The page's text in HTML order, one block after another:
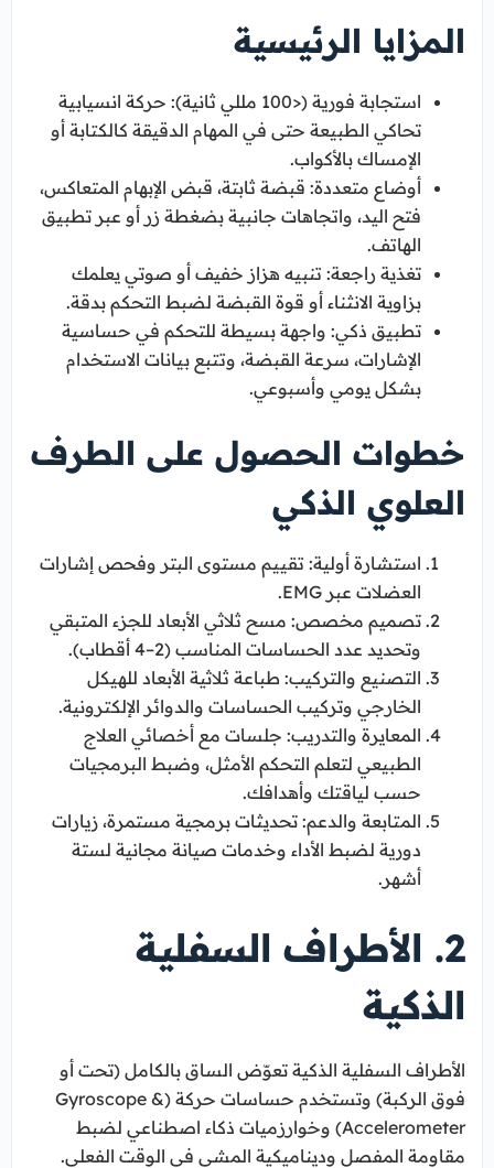
المزايا الرئيسية
استجابة فورية (<100 مللي ثانية): حركة انسيابية
تحاكي الطبيعة حتى في المهام الدقيقة كالكتابة أو
الإمساك بالأكواب.
أوضاع متعددة: قبضة ثابتة، قبض الإبهام المتعاكس،
فتح اليد، واتجاهات جانبية بضغطة زر أو عبر تطبيق
الهاتف.
تغذية راجعة: تنبيه هزاز خفيف أو صوتي يعلمك
بزاوية الانثناء أو قوة القبضة لضبط التحكم بدقة.
تطبيق ذكي: واجهة بسيطة للتحكم في حساسية
الإشارات، سرعة القبضة، وتتبع بيانات الاستخدام
بشكل يومي وأسبوعي.
خطوات الحصول على الطرف
العلوي الذكي
استشارة أولية: تقييم مستوى البتر وفحص إشارات
العضلات عبر EMG.
تصميم مخصص: مسح ثلاثي الأبعاد للجزء المتبقي
وتحديد عدد الحساسات المناسب (2–4 أقطاب).
التصنيع والتركيب: طباعة ثلاثية الأبعاد للهيكل
الخارجي وتركيب الحساسات والدوائر الإلكترونية.
المعايرة والتدريب: جلسات مع أخصائي العلاج
الطبيعي لتعلم التحكم الأمثل، وضبط البرمجيات
حسب لياقتك وأهدافك.
المتابعة والدعم: تحديثات برمجية مستمرة، زيارات
دورية لضبط الأداء وخدمات صيانة مجانية لستة
أشهر.
2. الأطراف السفلية
الذكية
الأطراف السفلية الذكية تعوّض الساق بالكامل (تحت أو
فوق الركبة) وتستخدم حساسات حركة (Gyroscope &
Accelerometer) وخوارزميات ذكاء اصطناعي لضبط
مقاومة المفصل وديناميكية المشي في الوقت الفعلي.